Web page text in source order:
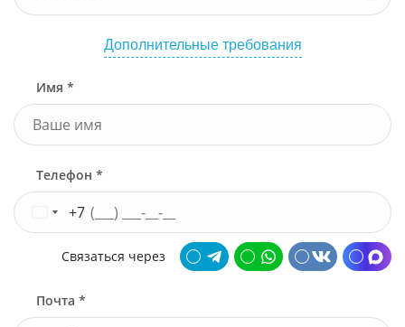
Дополнительные требования
Имя *
Телефон *
+7
Связаться через
Почта *